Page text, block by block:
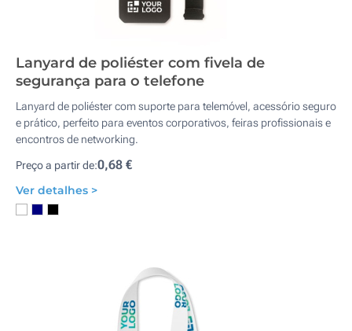
Lanyard de poliéster com fivela de
segurança para o telefone
Lanyard de poliéster com suporte para telemóvel, acessório seguro
e prático, perfeito para eventos corporativos, feiras profissionais e
encontros de networking.
Preço a partir de:0,68 €
Ver detalhes >